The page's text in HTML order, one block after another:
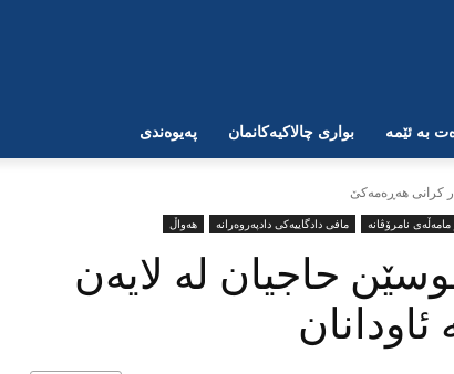
بە ئێمە بواری چالاکیەکانمان پەیوەندی
کرانی هەڕەمەکێ
نامرۆڤانە مافی دادگاییەکی دادپەروەرانە هەواڵ
حاجیان لە لایەن
ئاودانان